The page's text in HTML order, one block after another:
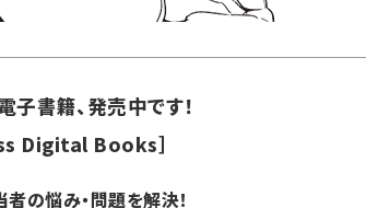
子書籍、発売中です！
Digital Books］
の悩み・問題を解決！